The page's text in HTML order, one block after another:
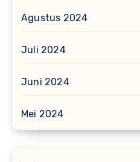
Agustus 2024
Juli 2024
Juni 2024
Mei 2024